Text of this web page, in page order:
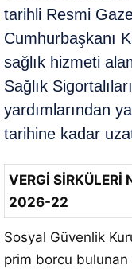
tarihli Resmi
Cumhurbaşkanı
sağlık hizmeti
Sağlık
yardımlarından
tarihine kadar
VERGİ SİRKÜLERİ
2026-22
Sosyal Güvenlik
prim borcu bulunan